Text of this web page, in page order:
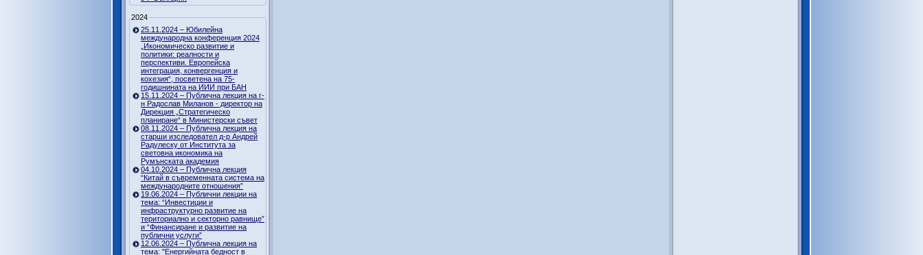
2024
25.11.2024 – Юбилейна
международна конференция 2024
„Икономическо развитие и
политики: реалности и
перспективи. Европейска
интеграция, конвергенция и
кохезия“, посветена на 75-
годишнината на ИИИ при БАН
15.11.2024 – Публична лекция на г-
н Радослав Миланов - директор на
Дирекция „Стратегическо
планиране“ в Министерски съвет
08.11.2024 – Публична лекция на
старши изследовател д-р Андрей
Радулеску от Института за
световна икономика на
Румънската академия
04.10.2024 – Публична лекция
“Китай в съвременната система на
международните отношения”
19.06.2024 – Публични лекции на
тема: “Инвестиции и
инфраструктурно развитие на
териториално и секторно равнище”
и “Финансиране и развитие на
публични услуги”
12.06.2024 – Публична лекция на
тема: "Енергийната бедност в